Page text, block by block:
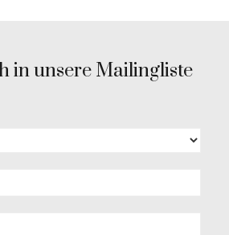
in unsere Mailingliste